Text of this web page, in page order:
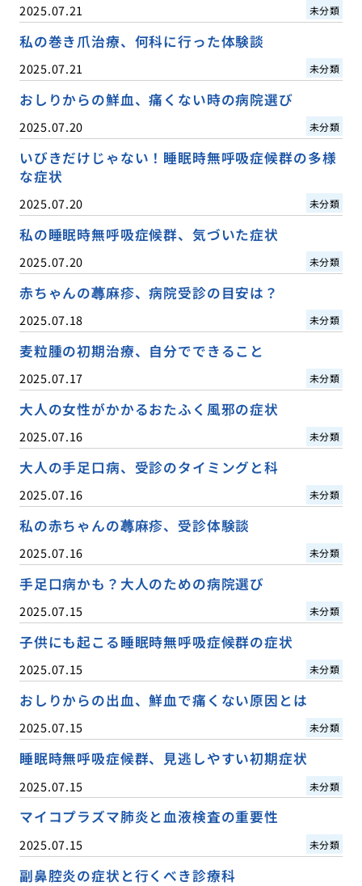
2025.07.21 未分類
私の巻き爪治療、何科に行った体験談
2025.07.21 未分類
おしりからの鮮血、痛くない時の病院選び
2025.07.20 未分類
いびきだけじゃない！睡眠時無呼吸症候群の多様
な症状
2025.07.20 未分類
私の睡眠時無呼吸症候群、気づいた症状
2025.07.20 未分類
赤ちゃんの蕁麻疹、病院受診の目安は？
2025.07.18 未分類
麦粒腫の初期治療、自分でできること
2025.07.17 未分類
大人の女性がかかるおたふく風邪の症状
2025.07.16 未分類
大人の手足口病、受診のタイミングと科
2025.07.16 未分類
私の赤ちゃんの蕁麻疹、受診体験談
2025.07.16 未分類
手足口病かも？大人のための病院選び
2025.07.15 未分類
子供にも起こる睡眠時無呼吸症候群の症状
2025.07.15 未分類
おしりからの出血、鮮血で痛くない原因とは
2025.07.15 未分類
睡眠時無呼吸症候群、見逃しやすい初期症状
2025.07.15 未分類
マイコプラズマ肺炎と血液検査の重要性
2025.07.15 未分類
副鼻腔炎の症状と行くべき診療科